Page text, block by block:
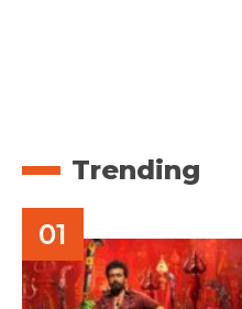
Trending